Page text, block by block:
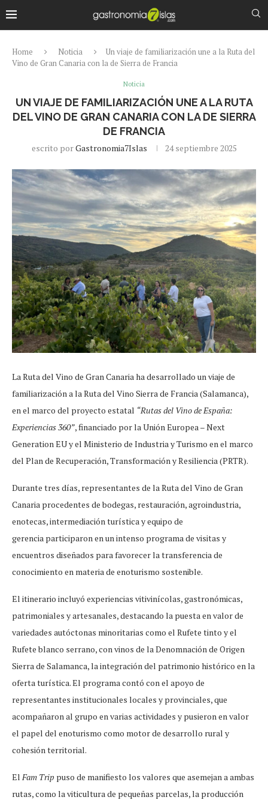
Home Noticia
Un viaje de familiarización une a la Ruta del
Vino de Gran Canaria con la de Sierra de Francia
Noticia
UN VIAJE DE FAMILIARIZACIÓN UNE A LA RUTA
DEL VINO DE GRAN CANARIA CON LA DE SIERRA
DE FRANCIA
escrito porGastronomia7Islas 24 septiembre 2025
La Ruta del Vino de Gran Canaria ha desarrollado un viaje de
familiarización a la Ruta del Vino Sierra de Francia (Salamanca),
en el marco del proyecto estatal “Rutas del Vino de España:
Experiencias 360”, financiado por la Unión Europea – Next
Generation EU y el Ministerio de Industria y Turismo en el marco
del Plan de Recuperación, Transformación y Resiliencia (PRTR).
Durante tres días, representantes de la Ruta del Vino de Gran
Canaria procedentes de bodegas, restauración, agroindustria,
enotecas, intermediación turística y equipo de
gerencia participaron en un intenso programa de visitas y
encuentros diseñados para favorecer la transferencia de
conocimiento en materia de enoturismo sostenible.
El itinerario incluyó experiencias vitivinícolas, gastronómicas,
patrimoniales y artesanales, destacando la puesta en valor de
variedades autóctonas minoritarias como el Rufete tinto y el
Rufete blanco serrano, con vinos de la Denomnación de Origen
Sierra de Salamanca, la integración del patrimonio histórico en la
oferta turística. El programa contó con el apoyo de
representantes institucionales locales y provinciales, que
acompañaron al grupo en varias actividades y pusieron en valor
el papel del enoturismo como motor de desarrollo rural y
cohesión territorial.
El Fam Trip puso de manifiesto los valores que asemejan a ambas
rutas, como la viticultura de pequeñas parcelas, la producción